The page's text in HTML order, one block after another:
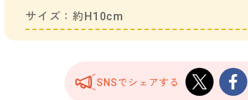
サイズ：約H10cm
SNSでシェアする